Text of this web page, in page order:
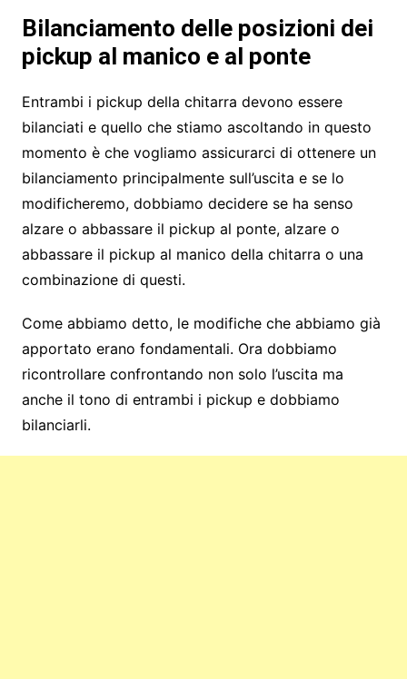
Bilanciamento delle posizioni dei
pickup al manico e al ponte
Entrambi i pickup della chitarra devono essere
bilanciati e quello che stiamo ascoltando in questo
momento è che vogliamo assicurarci di ottenere un
bilanciamento principalmente sull’uscita e se lo
modificheremo, dobbiamo decidere se ha senso
alzare o abbassare il pickup al ponte, alzare o
abbassare il pickup al manico della chitarra o una
combinazione di questi.
Come abbiamo detto, le modifiche che abbiamo già
apportato erano fondamentali. Ora dobbiamo
ricontrollare confrontando non solo l’uscita ma
anche il tono di entrambi i pickup e dobbiamo
bilanciarli.